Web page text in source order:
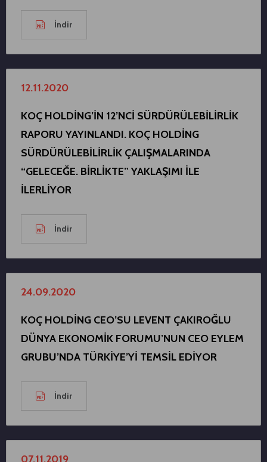
İndir
12.11.2020
KOÇ HOLDİNG’İN 12’NCİ SÜRDÜRÜLEBİLİRLİK
RAPORU YAYINLANDI. KOÇ HOLDİNG
SÜRDÜRÜLEBİLİRLİK ÇALIŞMALARINDA
“GELECEĞE. BİRLİKTE” YAKLAŞIMI İLE
İLERLİYOR
İndir
24.09.2020
KOÇ HOLDİNG CEO’SU LEVENT ÇAKIROĞLU
DÜNYA EKONOMİK FORUMU’NUN CEO EYLEM
GRUBU’NDA TÜRKİYE’Yİ TEMSİL EDİYOR
İndir
07.11.2019